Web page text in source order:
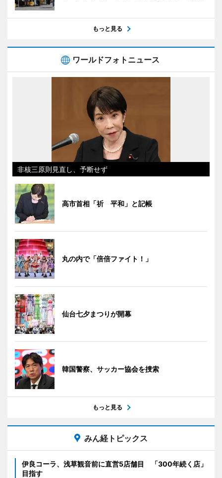
もっと見る
ワールドフォトニュース
非核三原則見直し、予断せず
高市首相「祈 平和」と記帳
丸の内で「倍倍ファイト！」
仙台七夕まつりが開幕
韓国警察、サッカー協会を捜索
もっと見る
みん経トピックス
伊良コーラ、浅草観音前に直営5店舗目 「300年続く店」
目指す